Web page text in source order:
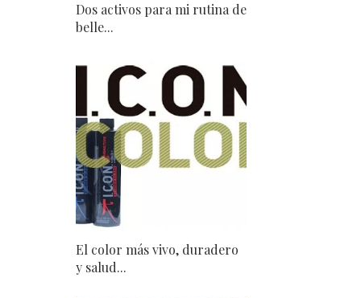
Dos activos para mi rutina de
belle...
El color más vivo, duradero
y salud...